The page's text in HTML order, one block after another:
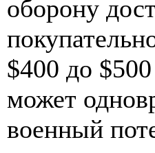
оборону
$400 до
может
военный